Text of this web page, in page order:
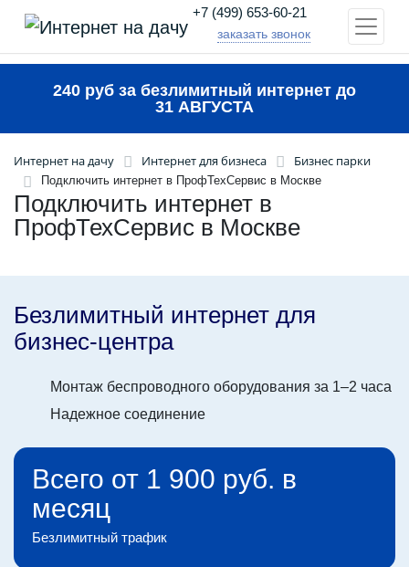
+7 (499) 653-60-21
заказать звонок
240 руб за безлимитный интернет до
31 АВГУСТА
Интернет на дачу Интернет для бизнеса Бизнес парки
Подключить интернет в ПрофТехСервис в Москве
Подключить интернет в
ПрофТехСервис в Москве
Безлимитный интернет для
бизнес-центра
Монтаж беспроводного оборудования за 1–2 часа
Надежное соединение
Всего от 1 900 руб. в
месяц
Безлимитный трафик